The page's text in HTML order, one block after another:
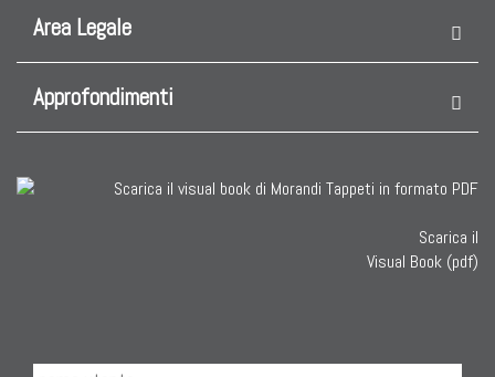
Area Legale
Approfondimenti
Scarica il
Visual Book (pdf)